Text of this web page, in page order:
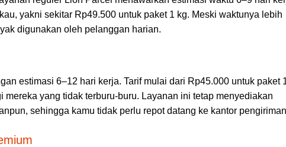
yakni sekitar Rp49.500 untuk paket 1 kg. Meski waktunya lebih
digunakan oleh pelanggan harian.
estimasi 6–12 hari kerja. Tarif mulai dari Rp45.000 untuk paket
yang tidak terburu-buru. Layanan ini tetap menyediakan
sehingga kamu tidak perlu repot datang ke kantor